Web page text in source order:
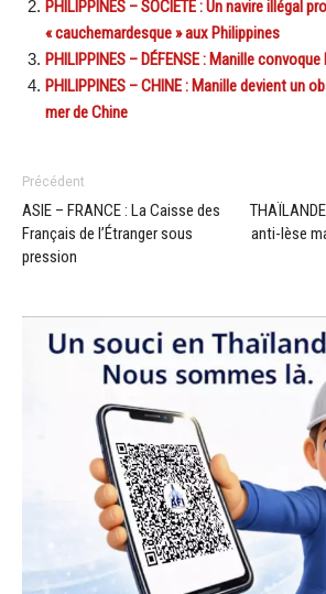
PHILIPPINES – SOCIÉTÉ : Un navire illégal
« cauchemardesque » aux Philippines
PHILIPPINES – DÉFENSE : Manille
PHILIPPINES – CHINE : Manille devient un
mer de Chine
Précédent
ASIE – FRANCE : La Caisse des
Français de l’Étranger sous
pression
anti-lèse